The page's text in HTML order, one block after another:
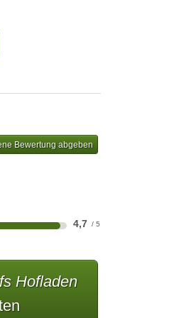
Bewertung abgeben
4,7
Hofladen